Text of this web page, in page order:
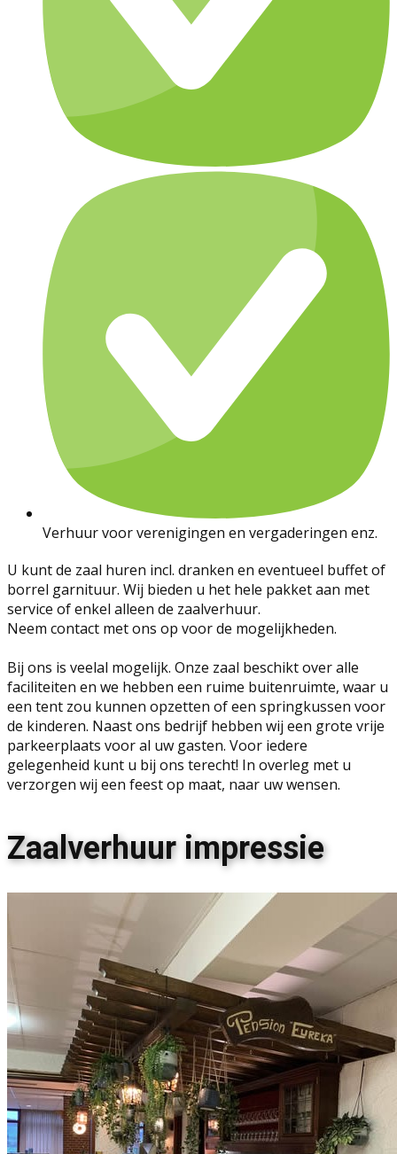
Verhuur voor verenigingen en vergaderingen enz.
U kunt de zaal huren incl. dranken en eventueel buffet of
borrel garnituur. Wij bieden u het hele pakket aan met
service of enkel alleen de zaalverhuur.
Neem contact met ons op voor de mogelijkheden.
Bij ons is veelal mogelijk. Onze zaal beschikt over alle
faciliteiten en we hebben een ruime buitenruimte, waar u
een tent zou kunnen opzetten of een springkussen voor
de kinderen. Naast ons bedrijf hebben wij een grote vrije
parkeerplaats voor al uw gasten. Voor iedere
gelegenheid kunt u bij ons terecht! In overleg met u
verzorgen wij een feest op maat, naar uw wensen.
Zaalverhuur impressie